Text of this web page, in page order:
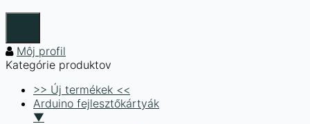
Môj profil
Kategórie produktov
>> Új termékek <<
Arduino fejlesztőkártyák
▼